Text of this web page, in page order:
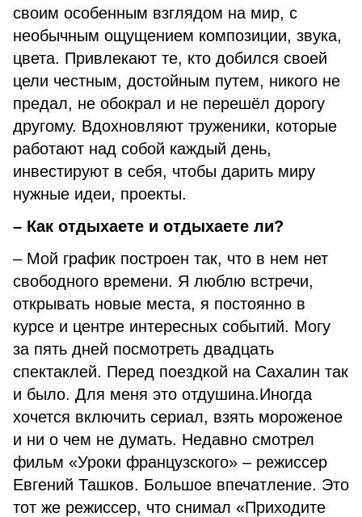
своим особенным взглядом на мир, с
необычным ощущением композиции, звука,
цвета. Привлекают те, кто добился своей
цели честным, достойным путем, никого не
предал, не обокрал и не перешёл дорогу
другому. Вдохновляют труженики, которые
работают над собой каждый день,
инвестируют в себя, чтобы дарить миру
нужные идеи, проекты.
– Как отдыхаете и отдыхаете ли?
– Мой график построен так, что в нем нет
свободного времени. Я люблю встречи,
открывать новые места, я постоянно в
курсе и центре интересных событий. Могу
за пять дней посмотреть двадцать
спектаклей. Перед поездкой на Сахалин так
и было. Для меня это отдушина.Иногда
хочется включить сериал, взять мороженое
и ни о чем не думать. Недавно смотрел
фильм «Уроки французского» – режиссер
Евгений Ташков. Большое впечатление. Это
тот же режиссер, что снимал «Приходите